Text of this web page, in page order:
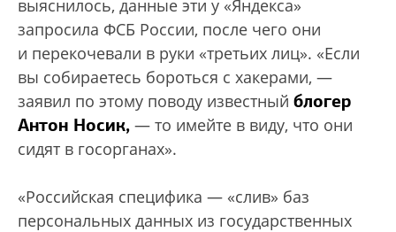
выяснилось, данные эти у «Яндекса»
запросила ФСБ России, после чего они
и перекочевали в руки «третьих лиц». «Если
вы собираетесь бороться с хакерами, —
заявил по этому поводу известный блогер
Антон Носик, — то имейте в виду, что они
сидят в госорганах».
«Российская специфика — «слив» баз
персональных данных из государственных